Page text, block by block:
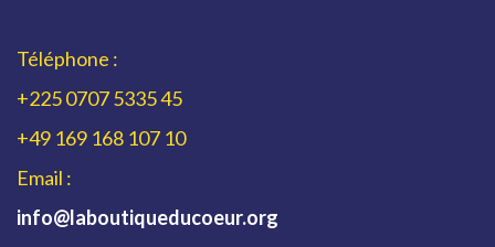
Téléphone :
+225 0707 5335 45
+49 169 168 107 10
Email :
info@laboutiqueducoeur.org